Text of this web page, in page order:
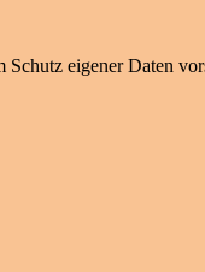
eigener Daten